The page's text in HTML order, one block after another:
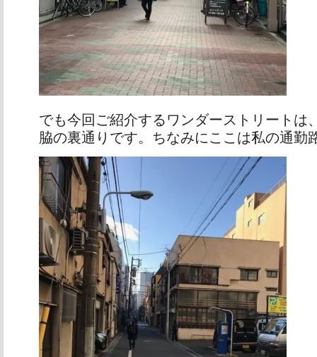
でも今回ご紹介するワンダーストリートは
脇の裏通りです。ちなみにここは私の通勤